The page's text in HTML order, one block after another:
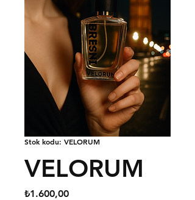
Stok kodu: VELORUM
VELORUM
₺1.600,00Fiyat